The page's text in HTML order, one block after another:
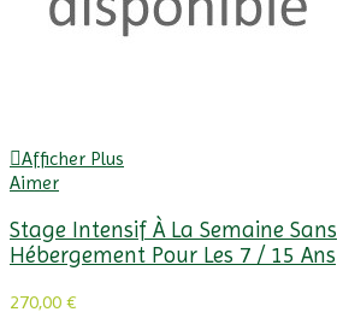
Afficher Plus
Aimer
Stage Intensif À La Semaine Sans
Hébergement Pour Les 7 / 15 Ans
270,00 €